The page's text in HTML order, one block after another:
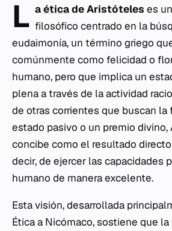
L aéticade Aristóteles es
filosófico centrado en la
eudaimonía, un término griego
comúnmente como felicidad o
humano, pero que implica un
plena a través de la actividad
de otras corrientes que buscan la
estado pasivo o un premio
concibe como el resultado
decir, de ejercer las capacidades
humano de manera excelente.
Esta visión, desarrollada
Ética a Nicómaco, sostiene que